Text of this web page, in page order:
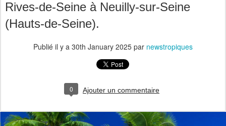
Rives-de-Seine à Neuilly-sur-Seine
(Hauts-de-Seine).
Publié il y a 30th January 2025 par newstropiques
0 Ajouter un commentaire